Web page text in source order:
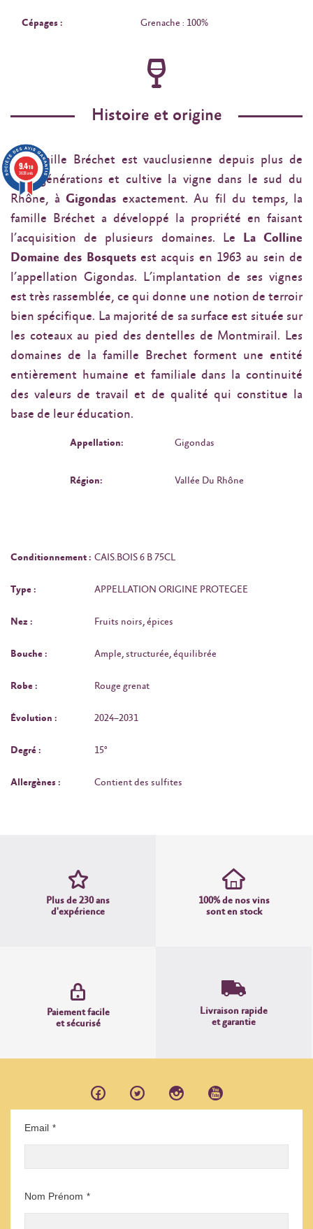
Cépages : Grenache : 100%
Histoire et origine
La Famille Bréchet est vauclusienne depuis plus de
cinq générations et cultive la vigne dans le sud du
Rhône, à Gigondas exactement. Au fil du temps, la
famille Bréchet a développé la propriété en faisant
l’acquisition de plusieurs domaines. Le La Colline
Domaine des Bosquetsest acquis en 1963 au sein de
l’appellation Gigondas. L’implantation de ses vignes
est très rassemblée, ce qui donne une notion de terroir
bien spécifique. La majorité de sa surface est située sur
les coteaux au pied des dentelles de Montmirail. Les
domaines de la famille Brechet forment une entité
entièrement humaine et familiale dans la continuité
des valeurs de travail et de qualité qui constitue la
base de leur éducation.
Appellation: Gigondas
Région: Vallée Du Rhône
Conditionnement : CAIS.BOIS 6 B 75CL
Type : APPELLATION ORIGINE PROTEGEE
Nez : Fruits noirs, épices
Bouche : Ample, structurée, équilibrée
Robe : Rouge grenat
Évolution : 2024–2031
Degré : 15°
Allergènes : Contient des sulfites
Plus de 230 ans
d'expérience
100% de nos vins
sont en stock
Paiement facile
et sécurisé
Livraison rapide
et garantie
Email *
Nom Prénom *
9.4/10
3638 avis